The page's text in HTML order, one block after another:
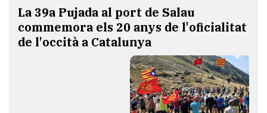
​La 39a Pujada al port de Salau
commemora els 20 anys de l'oficialitat
de l'occità a Catalunya